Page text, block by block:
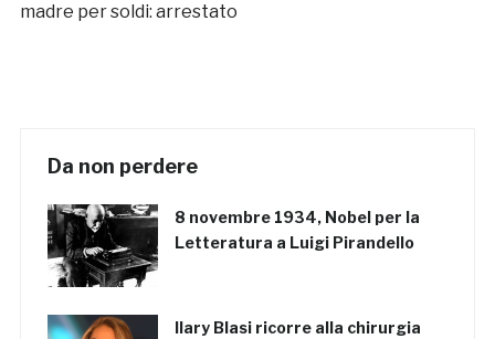
madre per soldi: arrestato
Da non perdere
8 novembre 1934, Nobel per la
Letteratura a Luigi Pirandello
Ilary Blasi ricorre alla chirurgia